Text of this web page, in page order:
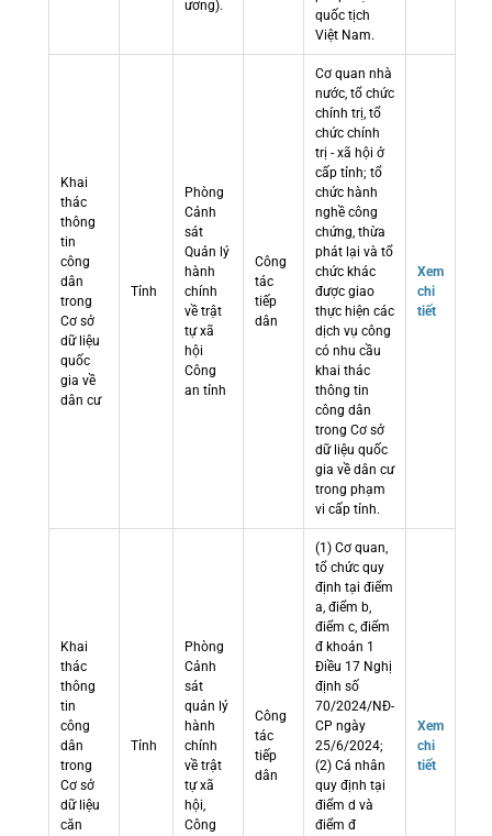
ương).
quốc tịch
Việt Nam.
Khai
thác
thông
tin
công
dân
trong
Cơ sở
dữ liệu
quốc
gia về
dân cư
Tỉnh
Phòng
Cảnh
sát
Quản lý
hành
chính
về trật
tự xã
hội
Công
an tỉnh
Công
tác
tiếp
dân
Cơ quan nhà
nước, tổ chức
chính trị, tổ
chức chính
trị - xã hội ở
cấp tỉnh; tổ
chức hành
nghề công
chứng, thừa
phát lại và tổ
chức khác
được giao
thực hiện các
dịch vụ công
có nhu cầu
khai thác
thông tin
công dân
trong Cơ sở
dữ liệu quốc
gia về dân cư
trong phạm
vi cấp tỉnh.
Xem
chi
tiết
Khai
thác
thông
tin
công
dân
trong
Cơ sở
dữ liệu
căn
Tỉnh
Phòng
Cảnh
sát
quản lý
hành
chính
về trật
tự xã
hội,
Công
Công
tác
tiếp
dân
(1) Cơ quan,
tổ chức quy
định tại điểm
a, điểm b,
điểm c, điểm
đ khoản 1
Điều 17 Nghị
định số
70/2024/NĐ-
CP ngày
25/6/2024;
(2) Cá nhân
quy định tại
điểm d và
điểm đ
Xem
chi
tiết